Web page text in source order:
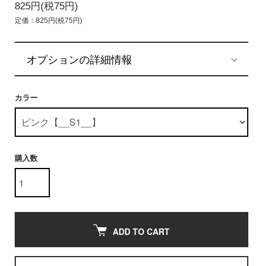
825円(税75円)
定価：825円(税75円)
オプションの詳細情報
カラー
購入数
ADD TO CART